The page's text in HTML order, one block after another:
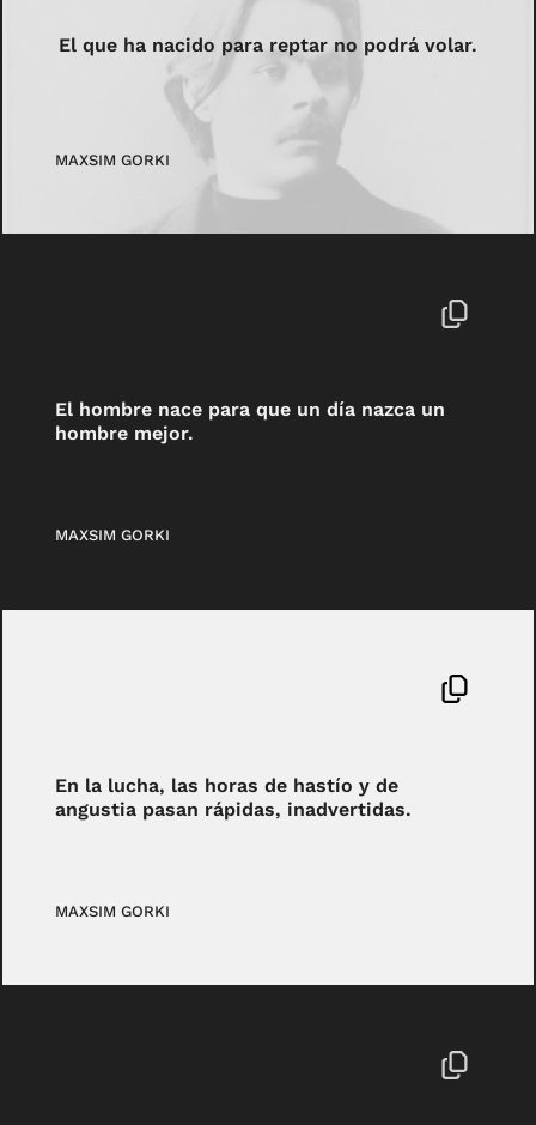
El que ha nacido para reptar no podrá volar.
MAXSIM GORKI
El hombre nace para que un día nazca un
hombre mejor.
MAXSIM GORKI
En la lucha, las horas de hastío y de
angustia pasan rápidas, inadvertidas.
MAXSIM GORKI